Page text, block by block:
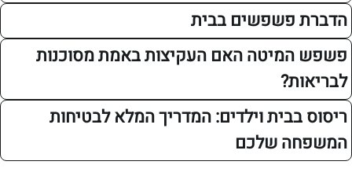
פשפשים בבית
האם העקיצות באמת מסוכנות
וילדים: המדריך המלא לבטיחות
שלכם